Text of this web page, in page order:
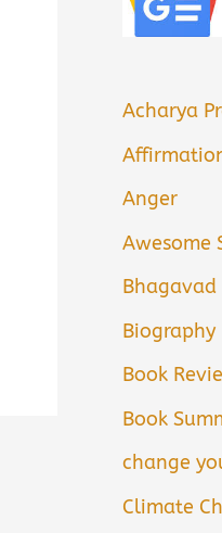
Acharya
Anger
Awesome
Bhagavad
Biography
Book
Book
change
Climate